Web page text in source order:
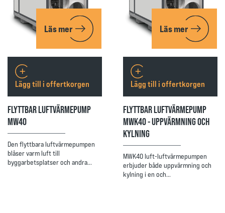
Läs mer
FLYTTBAR LUFTVÄRMEPUMP
MW40
Den flyttbara luftvärmepumpen
blåser varm luft till
byggarbetsplatser och andra…
Lägg till i offertkorgen
Läs mer
FLYTTBAR LUFTVÄRMEPUMP
MWK40 - UPPVÄRMNING OCH
KYLNING
MWK40 luft-luftvärmepumpen
erbjuder både uppvärmning och
kylning i en och…
Lägg till i offertkorgen